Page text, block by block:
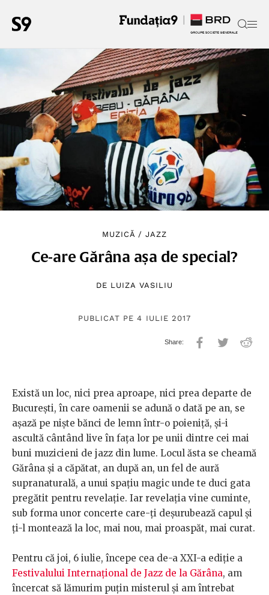
MUZICĂ /JAZZ
Ce-are Gărâna așa de special?
DE LUIZA VASILIU
PUBLICAT PE 4 IULIE 2017
Există un loc, nici prea aproape, nici prea departe de
București, în care oamenii se adună o dată pe an, se
așază pe niște bănci de lemn într-o poieniță, și-i
ascultă cântând live în fața lor pe unii dintre cei mai
buni muzicieni de jazz din lume. Locul ăsta se cheamă
Gărâna și a căpătat, an după an, un fel de aură
supranaturală, a unui spațiu magic unde te duci gata
pregătit pentru revelație. Iar revelația vine cuminte,
sub forma unor concerte care-ți deșurubează capul și
ți-l montează la loc, mai nou, mai proaspăt, mai curat.
Pentru că joi, 6 iulie, începe cea de-a XXI-a ediție a
Festivalului Internațional de Jazz de la Gărâna, am
încercat să lămurim puțin misterul și am întrebat